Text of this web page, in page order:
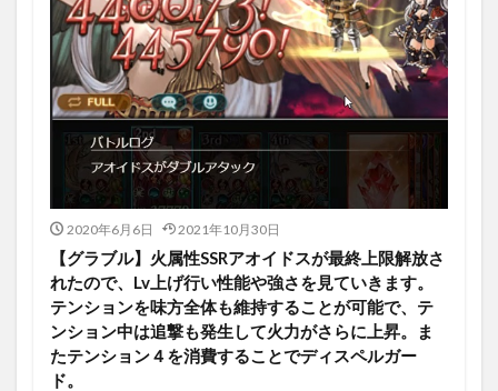
2020年6月6日 2021年10月30日
【グラブル】火属性SSRアオイドスが最終上限解放さ
れたので、Lv上げ行い性能や強さを見ていきます。
テンションを味方全体も維持することが可能で、テ
ンション中は追撃も発生して火力がさらに上昇。ま
たテンション４を消費することでディスペルガー
ド。